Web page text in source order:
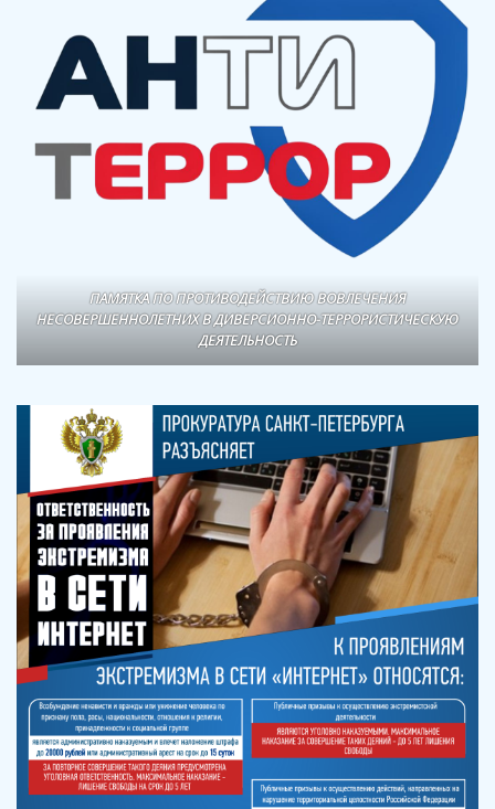
ПАМЯТКА ПО ПРОТИВОДЕЙСТВИЮ ВОВЛЕЧЕНИЯ
НЕСОВЕРШЕННОЛЕТНИХ В ДИВЕРСИОННО-ТЕРРОРИСТИЧЕСКУЮ
ДЕЯТЕЛЬНОСТЬ